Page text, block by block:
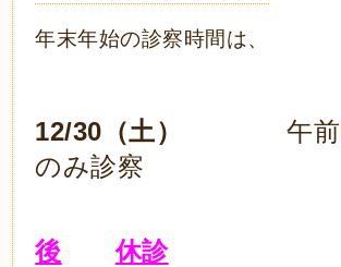
年末年始の診察時間は、
12/30（土）
午前9
のみ診察
後
休診